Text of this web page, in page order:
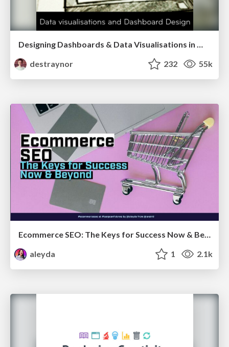
Designing Dashboards & Data Visualisations in Web Apps
destraynor
232 55k
Ecommerce SEO: The Keys for Success Now & Beyond - #SERPConf2024
aleyda
1 2.1k